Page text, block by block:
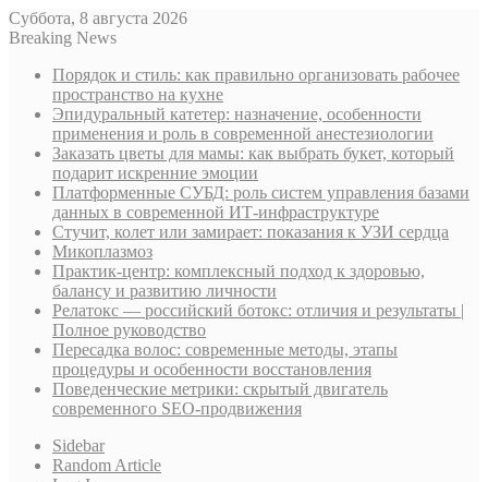
Суббота, 8 августа 2026
Breaking News
Порядок и стиль: как правильно организовать рабочее
пространство на кухне
Эпидуральный катетер: назначение, особенности
применения и роль в современной анестезиологии
Заказать цветы для мамы: как выбрать букет, который
подарит искренние эмоции
Платформенные СУБД: роль систем управления базами
данных в современной ИТ-инфраструктуре
Стучит, колет или замирает: показания к УЗИ сердца
Микоплазмоз
Практик-центр: комплексный подход к здоровью,
балансу и развитию личности
Релатокс — российский ботокс: отличия и результаты |
Полное руководство
Пересадка волос: современные методы, этапы
процедуры и особенности восстановления
Поведенческие метрики: скрытый двигатель
современного SEO-продвижения
Sidebar
Random Article